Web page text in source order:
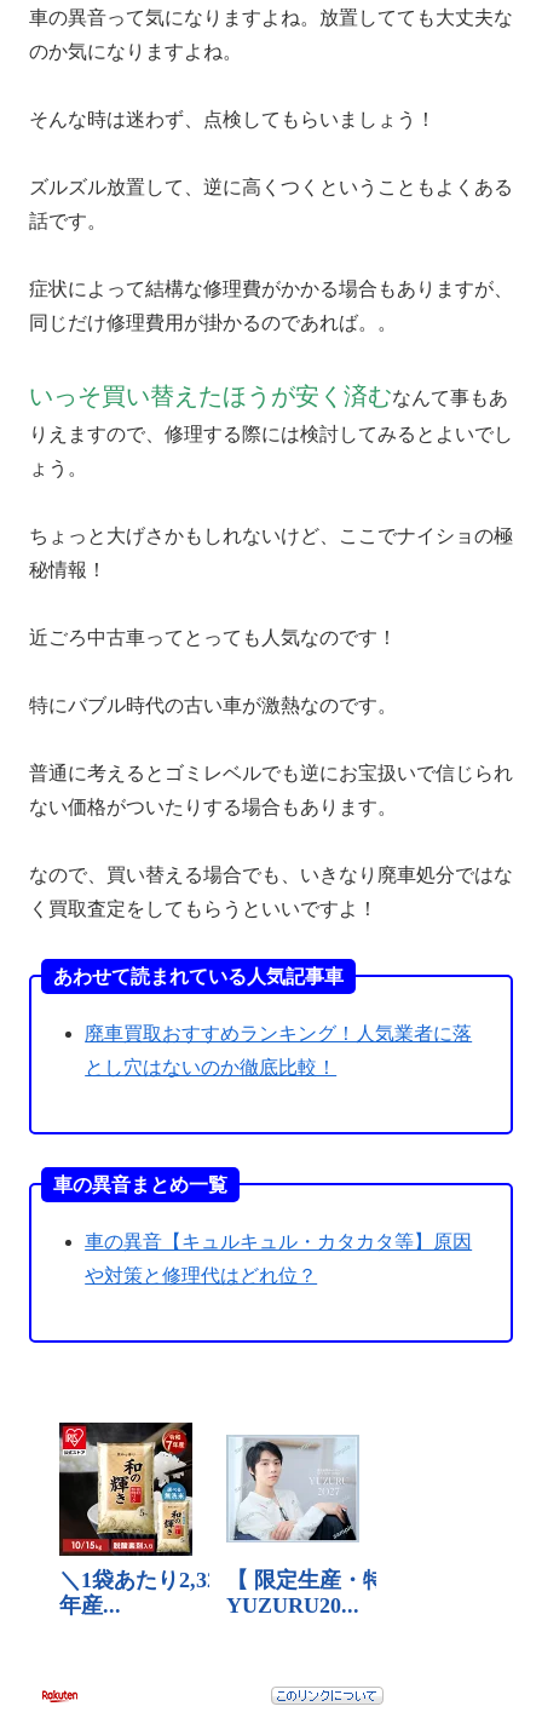
車の異音って気になりますよね。放置してても大丈夫な
のか気になりますよね。
そんな時は迷わず、点検してもらいましょう！
ズルズル放置して、逆に高くつくということもよくある
話です。
症状によって結構な修理費がかかる場合もありますが、
同じだけ修理費用が掛かるのであれば。。
いっそ買い替えたほうが安く済むなんて事もあ
りえますので、修理する際には検討してみるとよいでし
ょう。
ちょっと大げさかもしれないけど、ここでナイショの極
秘情報！
近ごろ中古車ってとっても人気なのです！
特にバブル時代の古い車が激熱なのです。
普通に考えるとゴミレベルでも逆にお宝扱いで信じられ
ない価格がついたりする場合もあります。
なので、買い替える場合でも、いきなり廃車処分ではな
く買取査定をしてもらうといいですよ！
あわせて読まれている人気記事車
廃車買取おすすめランキング！人気業者に落
とし穴はないのか徹底比較！
車の異音まとめ一覧
車の異音【キュルキュル・カタカタ等】原因
や対策と修理代はどれ位？